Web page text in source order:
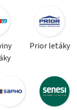
Prior letáky